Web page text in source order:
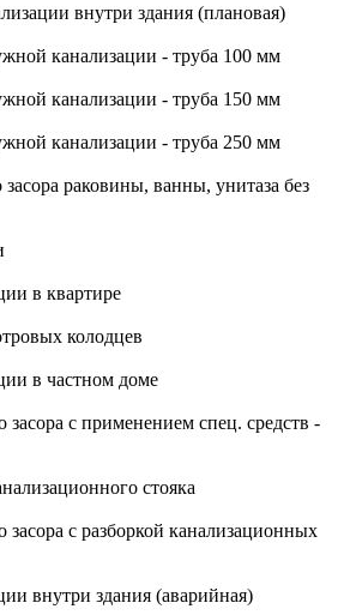
внутри здания (плановая)
канализации - труба 100 мм
канализации - труба 150 мм
канализации - труба 250 мм
засора раковины, ванны, унитаза без
в квартире
колодцев
в частном доме
засора с применением спец. средств -
стояка
засора с разборкой канализационных
внутри здания (аварийная)